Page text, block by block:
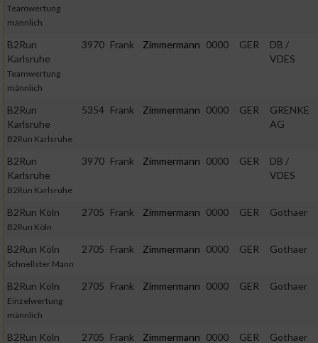
Teamwertung
männlich
B2Run
Karlsruhe
Teamwertung
männlich
3970 Frank Zimmermann 0000 GER
DB /
VDES
B2Run
Karlsruhe
B2Run Karlsruhe
5354 Frank Zimmermann 0000 GER
GRENKE
AG
B2Run
Karlsruhe
B2Run Karlsruhe
3970 Frank Zimmermann 0000 GER
DB /
VDES
B2Run Köln
B2Run Köln
2705 Frank Zimmermann 0000 GER Gothaer
B2Run Köln
Schnellster Mann
2705 Frank Zimmermann 0000 GER Gothaer
B2Run Köln
Einzelwertung
männlich
2705 Frank Zimmermann 0000 GER Gothaer
B2Run Köln 2705 Frank Zimmermann 0000 GER Gothaer